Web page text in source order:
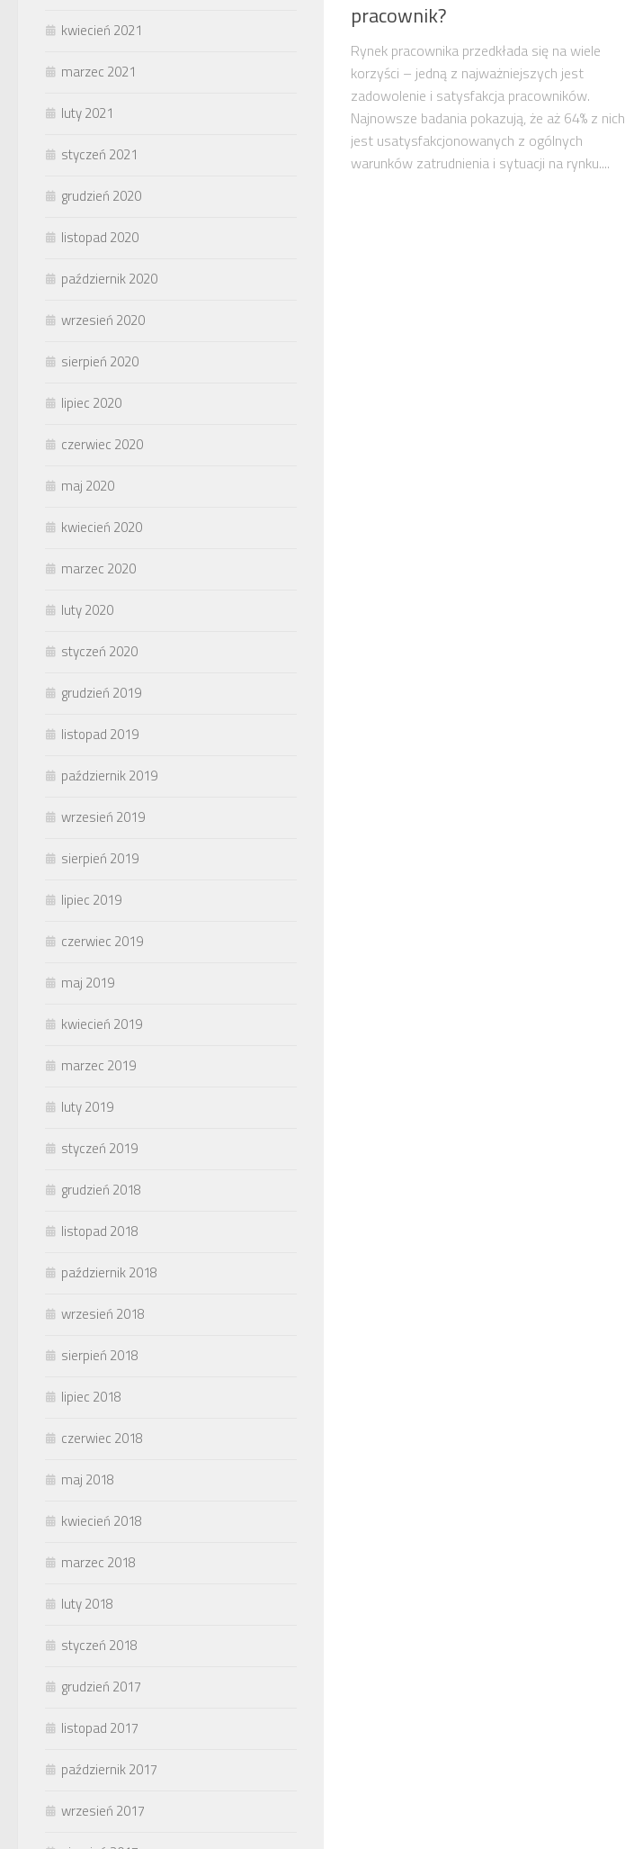
pracownik?
Rynek pracownika przedkłada się na wiele
korzyści – jedną z najważniejszych jest
zadowolenie i satysfakcja pracowników.
Najnowsze badania pokazują, że aż 64% z nich
jest usatysfakcjonowanych z ogólnych
warunków zatrudnienia i sytuacji na rynku....
kwiecień 2021
marzec 2021
luty 2021
styczeń 2021
grudzień 2020
listopad 2020
październik 2020
wrzesień 2020
sierpień 2020
lipiec 2020
czerwiec 2020
maj 2020
kwiecień 2020
marzec 2020
luty 2020
styczeń 2020
grudzień 2019
listopad 2019
październik 2019
wrzesień 2019
sierpień 2019
lipiec 2019
czerwiec 2019
maj 2019
kwiecień 2019
marzec 2019
luty 2019
styczeń 2019
grudzień 2018
listopad 2018
październik 2018
wrzesień 2018
sierpień 2018
lipiec 2018
czerwiec 2018
maj 2018
kwiecień 2018
marzec 2018
luty 2018
styczeń 2018
grudzień 2017
listopad 2017
październik 2017
wrzesień 2017